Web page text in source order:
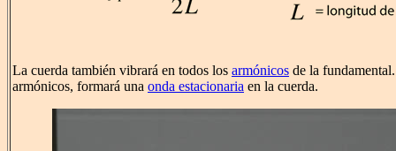
La cuerda también vibrará en todos los armónicos de la
armónicos, formará una onda estacionaria en la cuerda.